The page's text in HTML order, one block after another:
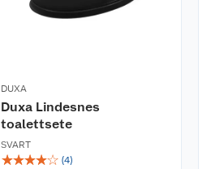
DUXA
Duxa Lindesnes
toalettsete
SVART
☆☆☆☆☆ (4)